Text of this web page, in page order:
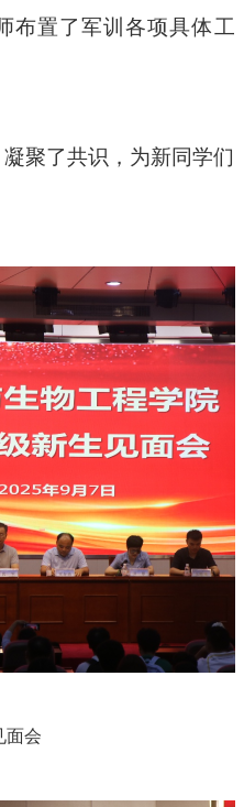
布置了军训各项具体工
聚了共识，为新同学们
面会